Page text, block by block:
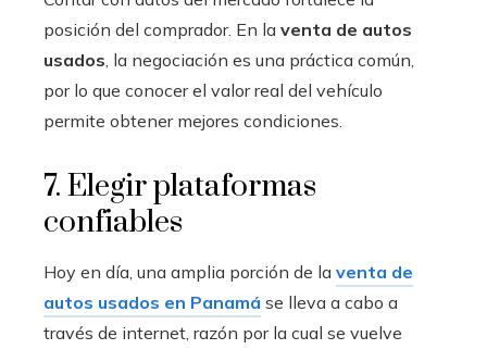
posición del comprador. En la venta de autos
usados, la negociación es una práctica común,
por lo que conocer el valor real del vehículo
permite obtener mejores condiciones.
7. Elegir plataformas
confiables
Hoy en día, una amplia porción de la venta de
autos usados en Panamá se lleva a cabo a
través de internet, razón por la cual se vuelve